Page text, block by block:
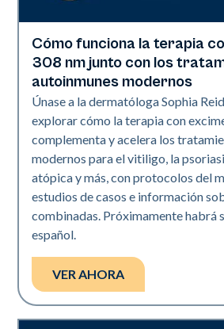
Exci308
Cómo funciona la terapia
308 nm junto con los
autoinmunes modernos
Únase a la dermatóloga Sophia
explorar cómo la terapia con
complementa y acelera los
modernos para el vitiligo, la
atópica y más, con protocolos del
estudios de casos e información
combinadas. Próximamente habrá
español.
VER AHORA